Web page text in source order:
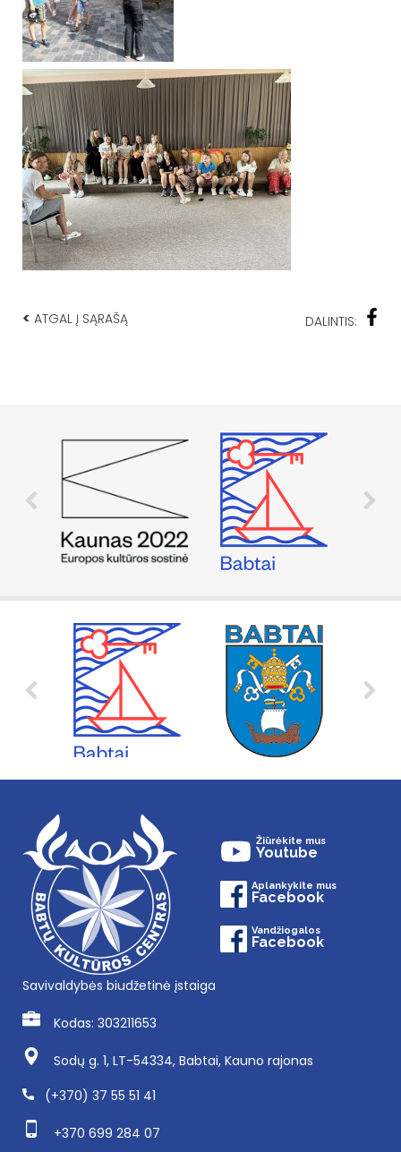
< ATGAL Į SĄRAŠĄ DALINTIS:
Žiūrėkite mus
Youtube
Aplankykite mus
Facebook
Vandžiogalos
Facebook
Savivaldybės biudžetinė įstaiga
Kodas: 303211653
Sodų g. 1, LT-54334, Babtai, Kauno rajonas
(+370) 37 55 51 41
+370 699 284 07